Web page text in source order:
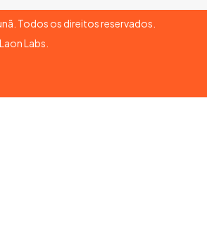
Todos os direitos reservados.
Laon Labs